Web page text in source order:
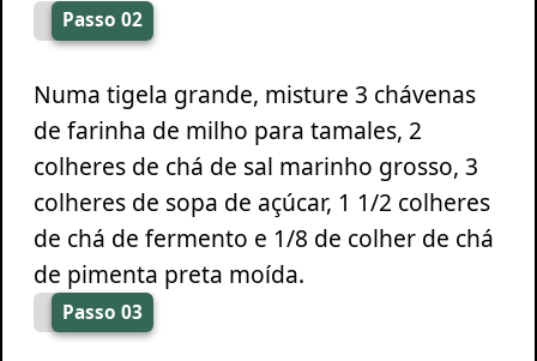
Passo 02
Numa tigela grande, misture 3 chávenas
de farinha de milho para tamales, 2
colheres de chá de sal marinho grosso, 3
colheres de sopa de açúcar, 1 1/2 colheres
de chá de fermento e 1/8 de colher de chá
de pimenta preta moída.
Passo 03